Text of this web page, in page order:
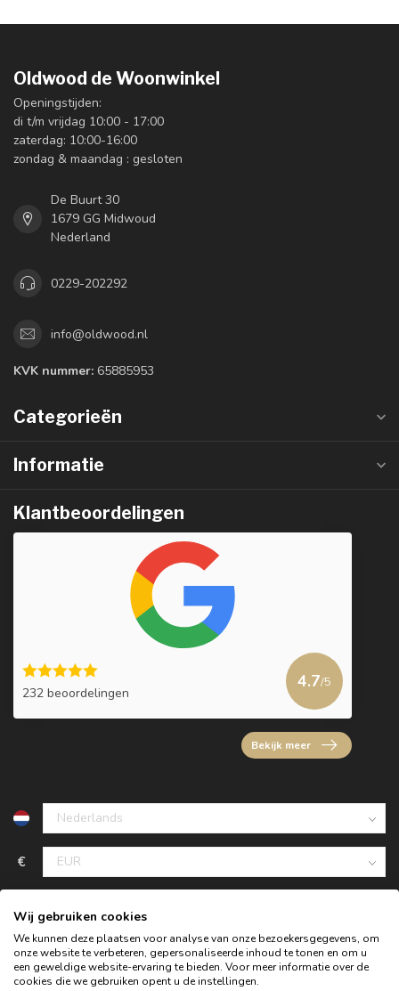
Oldwood de Woonwinkel
Openingstijden:
di t/m vrijdag 10:00 - 17:00
zaterdag: 10:00-16:00
zondag & maandag : gesloten
De Buurt 30
1679 GG Midwoud
Nederland
0229-202292
info@oldwood.nl
KVK nummer: 65885953
Categorieën
Informatie
Klantbeoordelingen
232 beoordelingen
4.7/5
Bekijk meer
€
Wij gebruiken cookies
We kunnen deze plaatsen voor analyse van onze bezoekersgegevens, om
onze website te verbeteren, gepersonaliseerde inhoud te tonen en om u
een geweldige website-ervaring te bieden. Voor meer informatie over de
cookies die we gebruiken opent u de instellingen.